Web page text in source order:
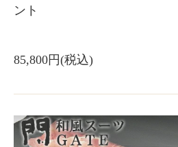
ント
85,800円(税込)